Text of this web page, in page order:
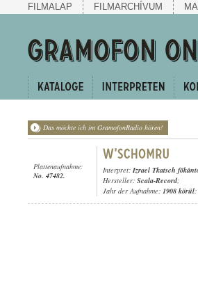
FILMALAP FILMARCHÍVUM
Das möchte ich im GramofonRadio hören!
Plattenaufnahme:
No. 47482.
Interpret: Izrael Tkatsch
Hersteller: Scala-Record;
Jahr der Aufnahme: 1908 körül;